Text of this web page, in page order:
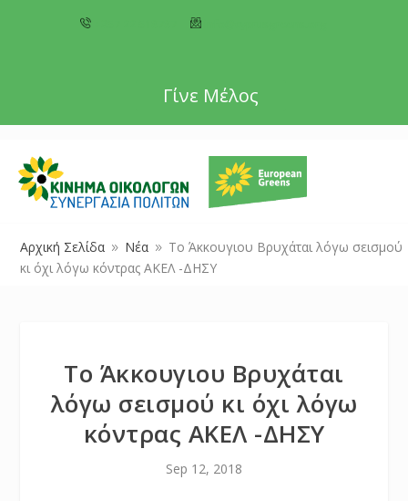
Γίνε Μέλος
Αρχική Σελίδα 9 Νέα 9 Το Άκκουγιου Βρυχάται λόγω σεισμού
κι όχι λόγω κόντρας ΑΚΕΛ -ΔΗΣΥ
Το Άκκουγιου Βρυχάται
λόγω σεισμού κι όχι λόγω
κόντρας ΑΚΕΛ -ΔΗΣΥ
Sep 12, 2018